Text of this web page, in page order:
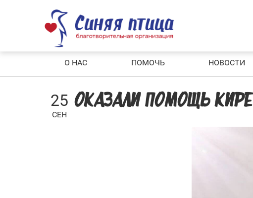
О НАС ПОМОЧЬ НОВОСТИ
25
СЕН
ОКАЗАЛИ ПОМОЩЬ КИРЕ